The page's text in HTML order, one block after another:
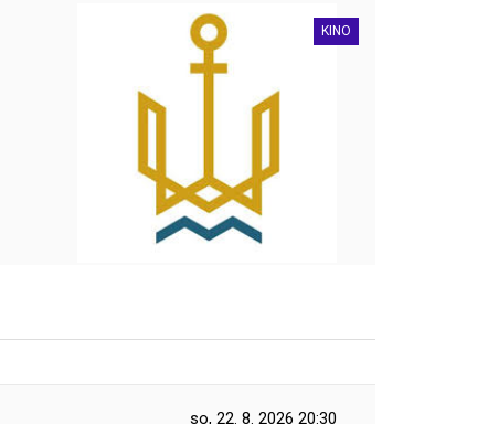
KINO
so, 22. 8. 2026 20:30